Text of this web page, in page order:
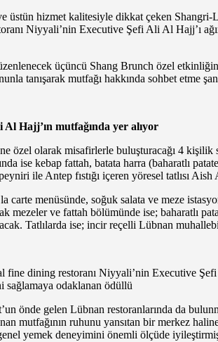
üstün hizmet kalitesiyle dikkat çeken
Niyyali’nin Executive Şefi Ali Al Hajj’ı
üçüncü Shang Brunch özel
tanışarak mutfağı hakkında sohbet etme
Hajj’ın mutfağında yer alıyor
özel olarak misafirlerle buluşturacağı 4
ise kebap fattah, batata harra (baharatlı
ile Antep fıstığı içeren yöresel tatlısı
carte menüsünde, soğuk salata ve meze
mezeler ve fattah bölümünde ise; baharatlı
Tatlılarda ise; incir reçelli Lübnan
dining restoranı Niyyali’nin Executive
sağlamaya odaklanan ödüllü
önde gelen Lübnan restoranlarında da
mutfağının ruhunu yansıtan bir merkez
yemek deneyimini önemli ölçüde